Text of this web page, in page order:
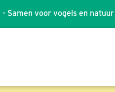
- Samen voor vogels en natuur